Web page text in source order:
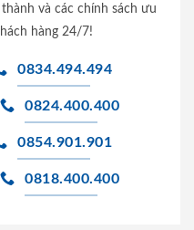
và các chính sách ưu
hàng 24/7!
0834.494.494
0824.400.400
0854.901.901
0818.400.400